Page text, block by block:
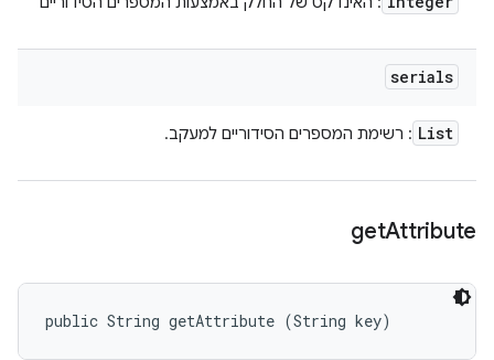
serials
List : רשימת המספרים הסידוריים למעקב.
getAttribute
public String getAttribute (String key)